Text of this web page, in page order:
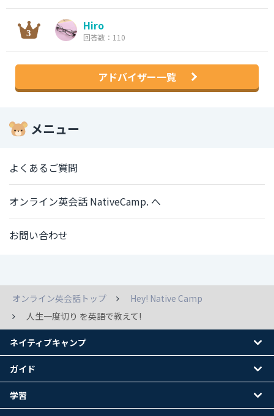
Hiro
回答数：110
アドバイザー一覧
メニュー
よくあるご質問
オンライン英会話 NativeCamp. へ
お問い合わせ
オンライン英会話トップ
Hey! Native Camp
人生一度切り を英語で教えて!
ネイティブキャンプ
ガイド
学習